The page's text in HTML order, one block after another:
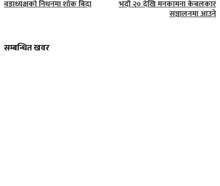
वडाध्यक्षको निधनमा शोक बिदा भदौ २० देखि मनकामना केबलकार
सञ्चालनमा आउने
सम्बन्धित खवर